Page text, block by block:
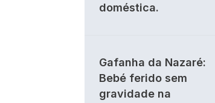
doméstica.
Gafanha da Nazaré:
Bebé ferido sem
gravidade na